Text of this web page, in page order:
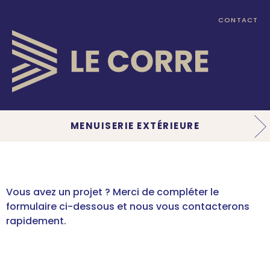
CONTACT
MENUISERIE EXTÉRIEURE
Vous avez un projet ? Merci de compléter le
formulaire ci-dessous et nous vous contacterons
rapidement.